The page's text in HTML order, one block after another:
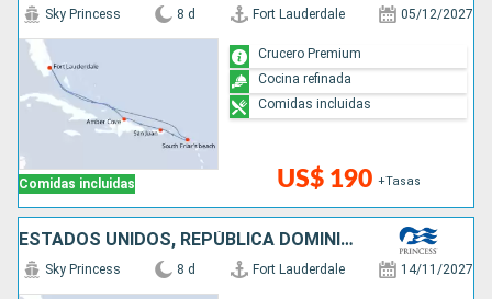
Comidas incluidas
Sky Princess 8 d Fort Lauderdale 05/12/2027
US$ 190 +Tasas
Crucero Premium
Cocina refinada
Comidas incluidas
ESTADOS UNIDOS, REPÚBLICA DOMINICANA, PUERTO RICO
Sky Princess 8 d Fort Lauderdale 14/11/2027